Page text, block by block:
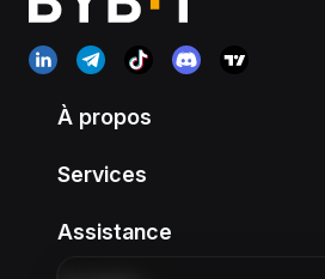
À propos
Services
Assistance